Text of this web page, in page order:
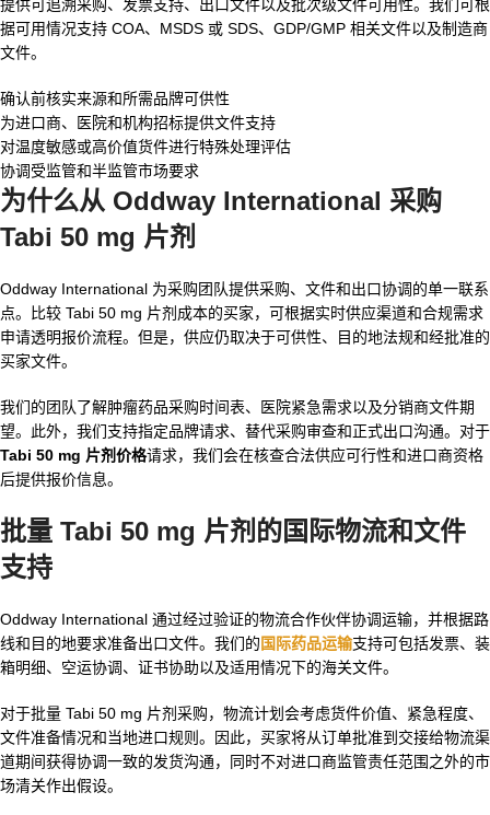
提供可追溯采购、发票支持、出口文件以及批次级文件可用性。我们可根
据可用情况支持 COA、MSDS 或 SDS、GDP/GMP 相关文件以及制造商
文件。
确认前核实来源和所需品牌可供性
为进口商、医院和机构招标提供文件支持
对温度敏感或高价值货件进行特殊处理评估
协调受监管和半监管市场要求
为什么从 Oddway International 采购
Tabi 50 mg 片剂
Oddway International 为采购团队提供采购、文件和出口协调的单一联系
点。比较 Tabi 50 mg 片剂成本的买家，可根据实时供应渠道和合规需求
申请透明报价流程。但是，供应仍取决于可供性、目的地法规和经批准的
买家文件。
我们的团队了解肿瘤药品采购时间表、医院紧急需求以及分销商文件期
望。此外，我们支持指定品牌请求、替代采购审查和正式出口沟通。对于
Tabi 50 mg 片剂价格请求，我们会在核查合法供应可行性和进口商资格
后提供报价信息。
批量 Tabi 50 mg 片剂的国际物流和文件
支持
Oddway International 通过经过验证的物流合作伙伴协调运输，并根据路
线和目的地要求准备出口文件。我们的国际药品运输支持可包括发票、装
箱明细、空运协调、证书协助以及适用情况下的海关文件。
对于批量 Tabi 50 mg 片剂采购，物流计划会考虑货件价值、紧急程度、
文件准备情况和当地进口规则。因此，买家将从订单批准到交接给物流渠
道期间获得协调一致的发货沟通，同时不对进口商监管责任范围之外的市
场清关作出假设。